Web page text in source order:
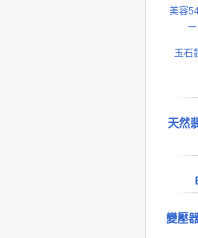
美容
玉石
天然
變壓